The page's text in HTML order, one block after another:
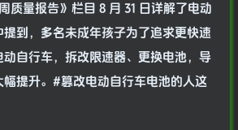
质量报告》栏目 8 月 31 日详解了电动
到，多名未成年孩子为了追求更快速
自行车，拆改限速器、更换电池，导
提升。#篡改电动自行车电池的人这